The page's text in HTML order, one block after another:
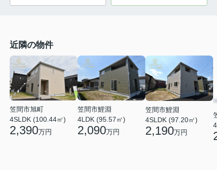
近隣の物件
笠間市旭町
4SLDK (100.44㎡)
2,390万円
笠間市鯉淵
4LDK (95.57㎡)
2,090万円
笠間市鯉淵
4SLDK (97.20㎡)
2,190万円